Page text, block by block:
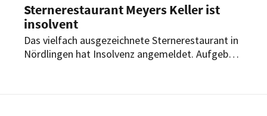
Sternerestaurant Meyers Keller ist
insolvent
Das vielfach ausgezeichnete Sternerestaurant in
Nördlingen hat Insolvenz angemeldet. Aufgeben